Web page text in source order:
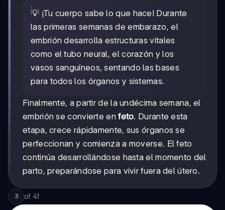
💡 ¡Tu cuerpo sabe lo que hace! Durante
las primeras semanas de embarazo, el
embrión desarrolla estructuras vitales
como el tubo neural, el corazón y los
vasos sanguíneos, sentando las bases
para todos los órganos y sistemas.
Finalmente, a partir de la undécima semana, el
embrión se convierte enfeto. Durante esta
etapa, crece rápidamente, sus órganos se
perfeccionan y comienza a moverse. El feto
continúa desarrollándose hasta el momento del
parto, preparándose para vivir fuera del útero.
3 of 41